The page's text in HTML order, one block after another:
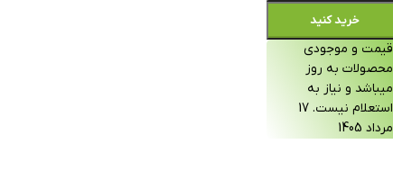
خرید کنید
قیمت و موجودی
محصولات به روز
میباشد و نیاز به
استعلام نیست. 17
مرداد 1405